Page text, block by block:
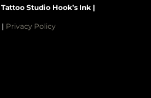
Tattoo Studio Hook’s Ink |
| Privacy Policy